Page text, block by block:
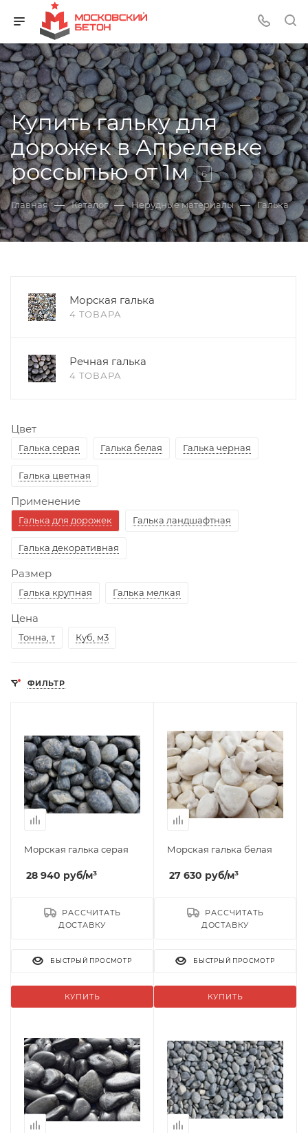
Купить гальку для
дорожек в Апрелевке
россыпью от 1м
6
Главная — Каталог — Нерудные материалы — Галька
Морская галька
4 ТОВАРА
Речная галька
4 ТОВАРА
Цвет
Галька серая Галька белая Галька черная
Галька цветная
Применение
Галька для дорожек Галька ландшафтная
Галька декоративная
Размер
Галька крупная Галька мелкая
Цена
Тонна, т Куб, м3
ФИЛЬТР
Морская галька серая
28 940 руб/м³
КУПИТЬ
РАССЧИТАТЬ
ДОСТАВКУ
БЫСТРЫЙ ПРОСМОТР
Морская галька белая
27 630 руб/м³
КУПИТЬ
РАССЧИТАТЬ
ДОСТАВКУ
БЫСТРЫЙ ПРОСМОТР